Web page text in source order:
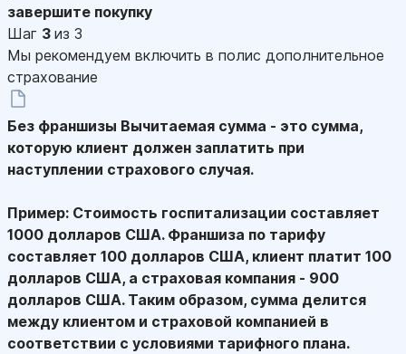
завершите покупку
Шаг 3 из 3
Мы рекомендуем включить в полис дополнительное
страхование
Без франшизы Вычитаемая сумма - это сумма,
которую клиент должен заплатить при
наступлении страхового случая.
Пример: Стоимость госпитализации составляет
1000 долларов США. Франшиза по тарифу
составляет 100 долларов США, клиент платит 100
долларов США, а страховая компания - 900
долларов США. Таким образом, сумма делится
между клиентом и страховой компанией в
соответствии с условиями тарифного плана.